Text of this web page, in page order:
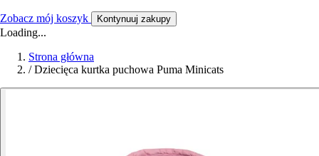
Zobacz mój koszyk Kontynuuj zakupy
Loading...
Strona główna
/ Dziecięca kurtka puchowa Puma Minicats